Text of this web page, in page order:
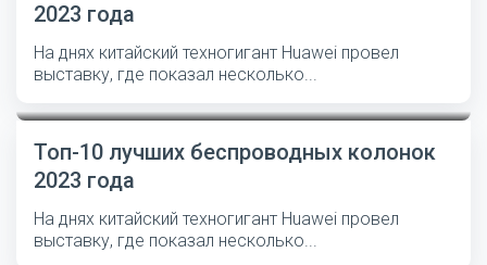
2023 года
На днях китайский техногигант Huawei провел
выставку, где показал несколько...
Топ-10 лучших беспроводных колонок
2023 года
На днях китайский техногигант Huawei провел
выставку, где показал несколько...